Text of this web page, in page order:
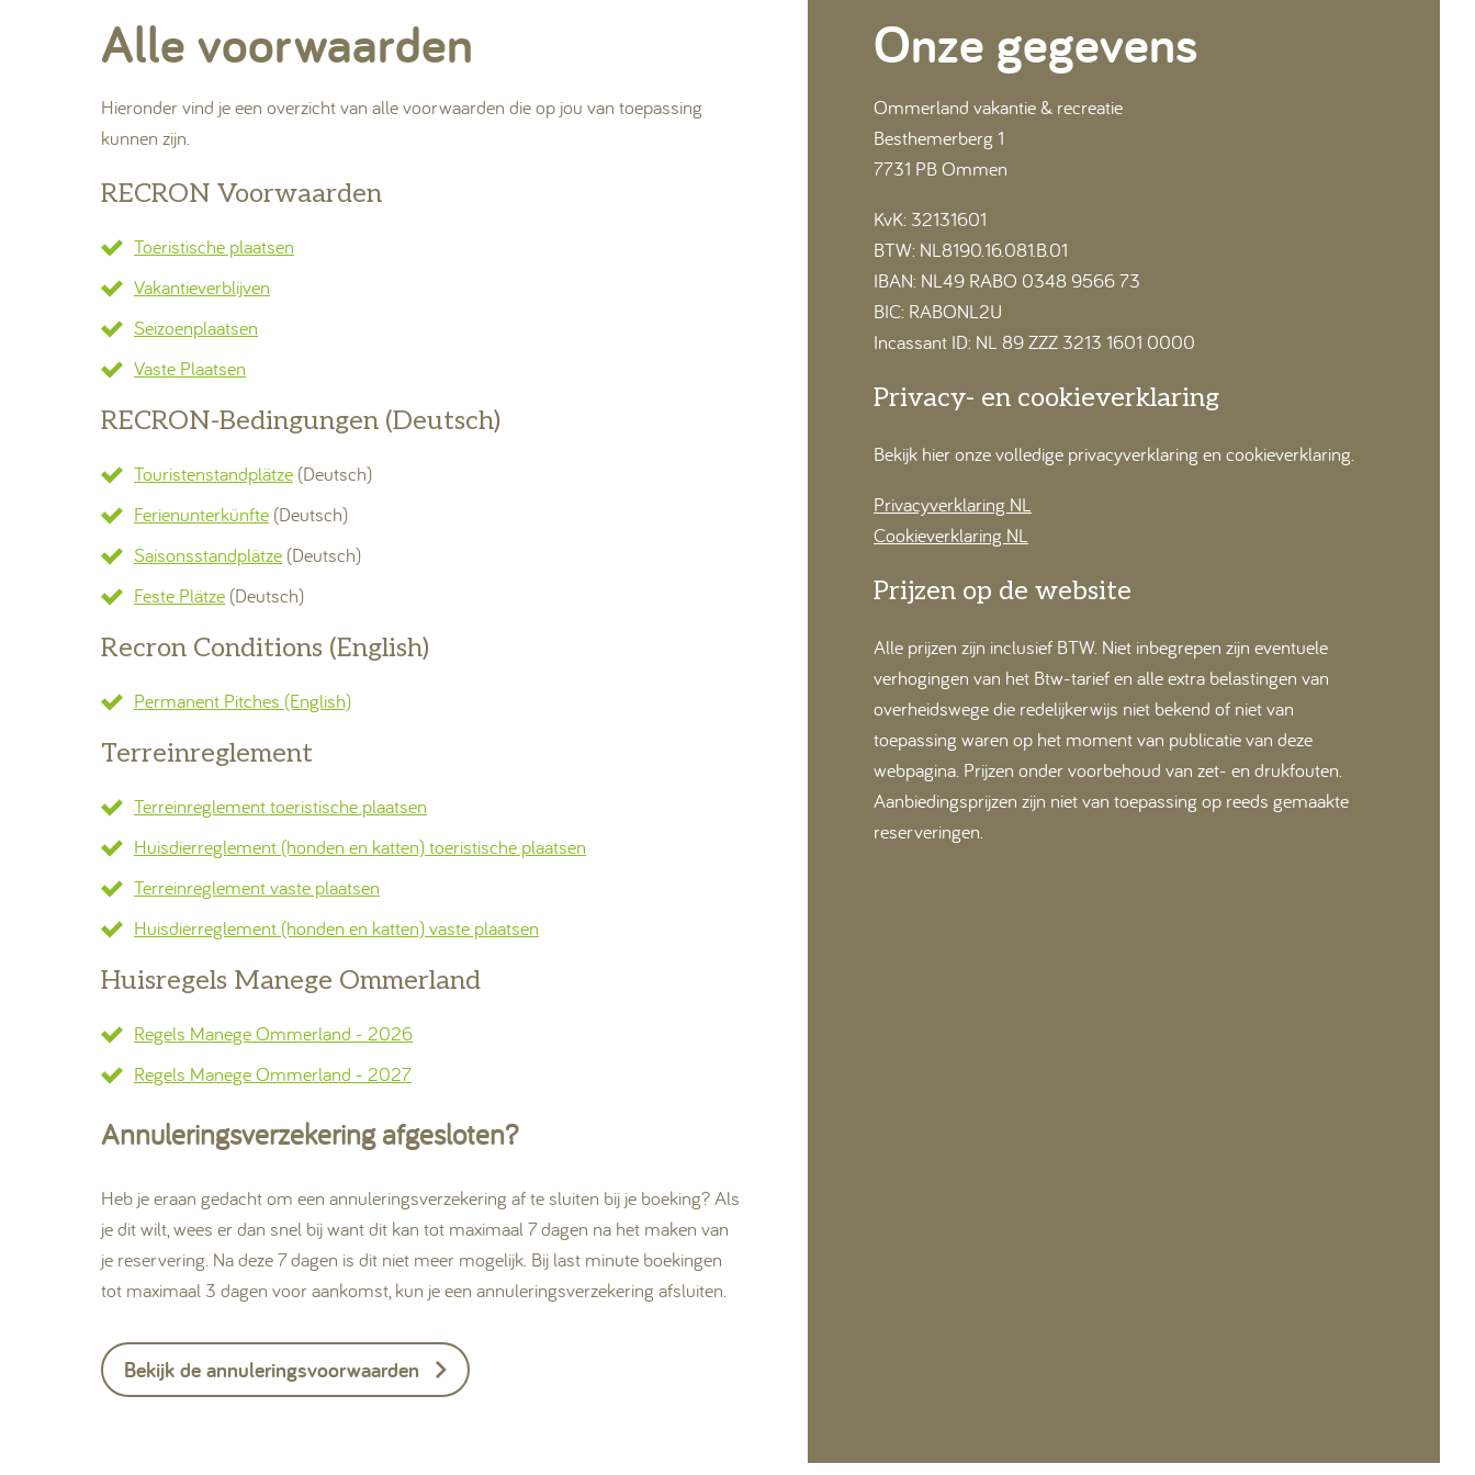
Alle voorwaarden
Hieronder vind je een overzicht van alle voorwaarden die op jou van toepassing
kunnen zijn.
RECRON Voorwaarden
Toeristische plaatsen
Vakantieverblijven
Seizoenplaatsen
Vaste Plaatsen
RECRON-Bedingungen (Deutsch)
Touristenstandplätze (Deutsch)
Ferienunterkünfte (Deutsch)
Saisonsstandplätze (Deutsch)
Feste Plätze (Deutsch)
Recron Conditions (English)
Permanent Pitches (English)
Terreinreglement
Terreinreglement toeristische plaatsen
Huisdierreglement (honden en katten) toeristische plaatsen
Terreinreglement vaste plaatsen
Huisdierreglement (honden en katten) vaste plaatsen
Huisregels Manege Ommerland
Regels Manege Ommerland - 2026
Regels Manege Ommerland - 2027
Annuleringsverzekering afgesloten?
Heb je eraan gedacht om een annuleringsverzekering af te sluiten bij je boeking? Als
je dit wilt, wees er dan snel bij want dit kan tot maximaal 7 dagen na het maken van
je reservering. Na deze 7 dagen is dit niet meer mogelijk. Bij last minute boekingen
tot maximaal 3 dagen voor aankomst, kun je een annuleringsverzekering afsluiten.
Bekijk de annuleringsvoorwaarden
Onze gegevens
Ommerland vakantie & recreatie
Besthemerberg 1
7731 PB Ommen
KvK: 32131601
BTW: NL8190.16.081.B.01
IBAN: NL49 RABO 0348 9566 73
BIC: RABONL2U
Incassant ID: NL 89 ZZZ 3213 1601 0000
Privacy- en cookieverklaring
Bekijk hier onze volledige privacyverklaring en cookieverklaring.
Privacyverklaring NL
Cookieverklaring NL
Prijzen op de website
Alle prijzen zijn inclusief BTW. Niet inbegrepen zijn eventuele
verhogingen van het Btw-tarief en alle extra belastingen van
overheidswege die redelijkerwijs niet bekend of niet van
toepassing waren op het moment van publicatie van deze
webpagina. Prijzen onder voorbehoud van zet- en drukfouten.
Aanbiedingsprijzen zijn niet van toepassing op reeds gemaakte
reserveringen.